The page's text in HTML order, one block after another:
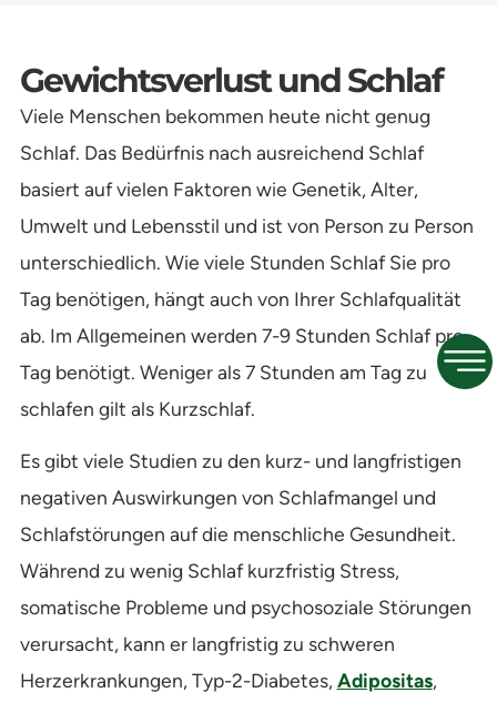
Gewichtsverlust und Schlaf
Viele Menschen bekommen heute nicht genug
Schlaf. Das Bedürfnis nach ausreichend Schlaf
basiert auf vielen Faktoren wie Genetik, Alter,
Umwelt und Lebensstil und ist von Person zu Person
unterschiedlich. Wie viele Stunden Schlaf Sie pro
Tag benötigen, hängt auch von Ihrer Schlafqualität
ab. Im Allgemeinen werden 7-9 Stunden Schlaf pro
Tag benötigt. Weniger als 7 Stunden am Tag zu
schlafen gilt als Kurzschlaf.
Es gibt viele Studien zu den kurz- und langfristigen
negativen Auswirkungen von Schlafmangel und
Schlafstörungen auf die menschliche Gesundheit.
Während zu wenig Schlaf kurzfristig Stress,
somatische Probleme und psychosoziale Störungen
verursacht, kann er langfristig zu schweren
Herzerkrankungen, Typ-2-Diabetes, Adipositas,